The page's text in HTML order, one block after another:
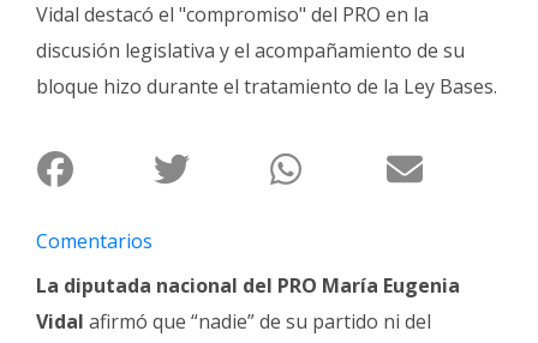
Clasificados
Fúnebres
Vidal destacó el "compromiso" del PRO en la
discusión legislativa y el acompañamiento de su
bloque hizo durante el tratamiento de la Ley Bases.
Comentarios
La diputada nacional del PRO María Eugenia
Vidal afirmó que “nadie” de su partido ni del